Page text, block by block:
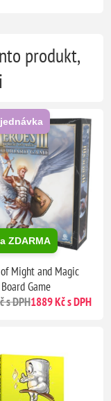
produkt,
ZDARMA
Might and Magic
Game
s DPH1889 Kč s DPH